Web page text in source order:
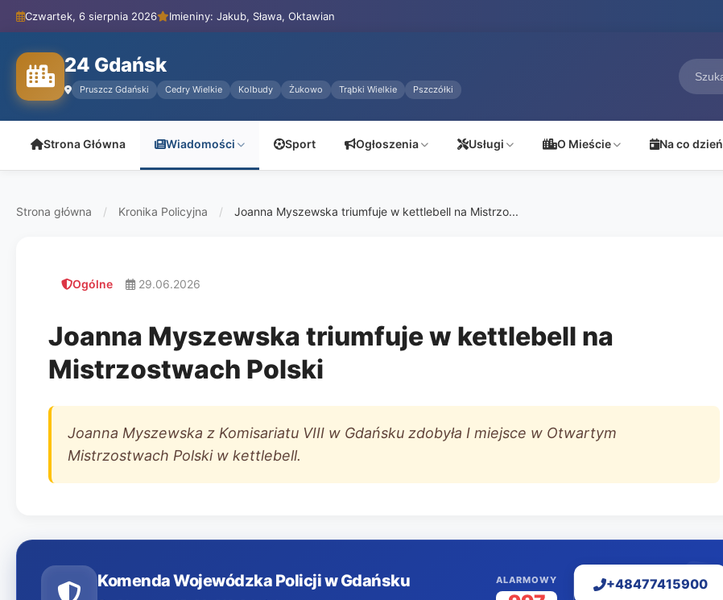
Czwartek, 6 sierpnia 2026 Imieniny: Jakub, Sława, Oktawian
24 Gdańsk
Pruszcz Gdański Cedry Wielkie Kolbudy Żukowo Trąbki Wielkie Pszczółki
Strona Główna Wiadomości Sport Ogłoszenia Usługi O Mieście Na co dzień
Strona główna / Kronika Policyjna / Joanna Myszewska triumfuje w kettlebell na Mistrzo...
Ogólne 29.06.2026
Joanna Myszewska triumfuje w kettlebell na
Mistrzostwach Polski
Joanna Myszewska z Komisariatu VIII w Gdańsku zdobyła I miejsce w Otwartym
Mistrzostwach Polski w kettlebell.
Komenda Wojewódzka Policji w Gdańsku ALARMOWY +48477415900